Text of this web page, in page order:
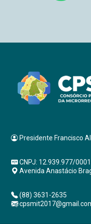
Presidente Francisco
CNPJ: 12.939.977/
Avenida Anastácio
(88) 3631-2635